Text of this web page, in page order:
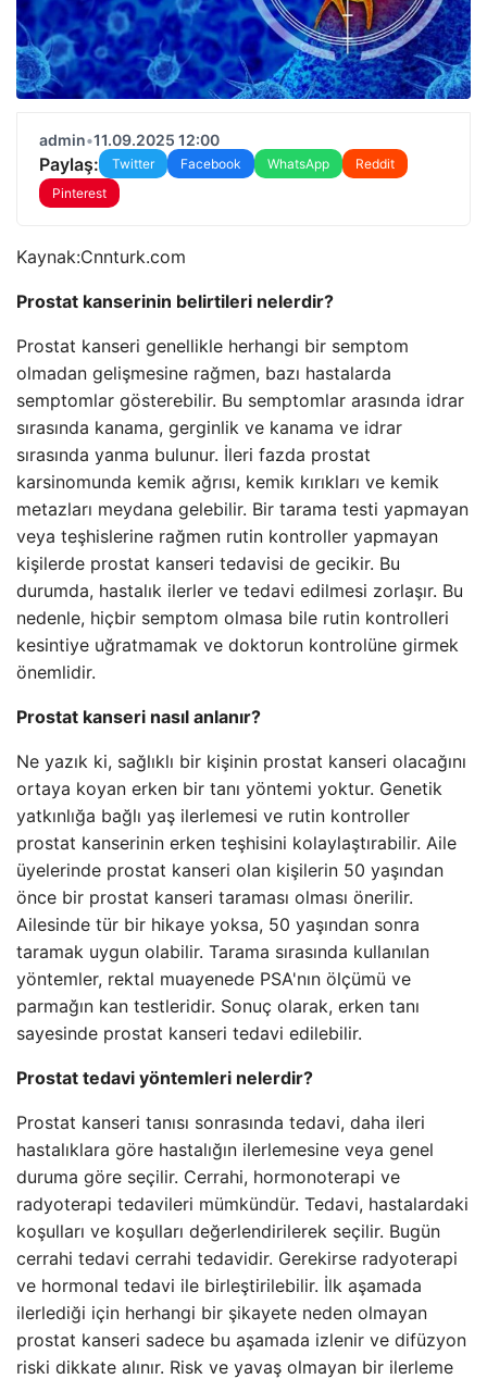
admin•11.09.2025 12:00
Paylaş: Twitter Facebook WhatsApp
Reddit
Pinterest
Kaynak:Cnnturk.com
Prostat kanserinin belirtileri nelerdir?
Prostat kanseri genellikle herhangi bir semptom
olmadan gelişmesine rağmen, bazı hastalarda
semptomlar gösterebilir. Bu semptomlar arasında idrar
sırasında kanama, gerginlik ve kanama ve idrar
sırasında yanma bulunur. İleri fazda prostat
karsinomunda kemik ağrısı, kemik kırıkları ve kemik
metazları meydana gelebilir. Bir tarama testi yapmayan
veya teşhislerine rağmen rutin kontroller yapmayan
kişilerde prostat kanseri tedavisi de gecikir. Bu
durumda, hastalık ilerler ve tedavi edilmesi zorlaşır. Bu
nedenle, hiçbir semptom olmasa bile rutin kontrolleri
kesintiye uğratmamak ve doktorun kontrolüne girmek
önemlidir.
Prostat kanseri nasıl anlanır?
Ne yazık ki, sağlıklı bir kişinin prostat kanseri olacağını
ortaya koyan erken bir tanı yöntemi yoktur. Genetik
yatkınlığa bağlı yaş ilerlemesi ve rutin kontroller
prostat kanserinin erken teşhisini kolaylaştırabilir. Aile
üyelerinde prostat kanseri olan kişilerin 50 yaşından
önce bir prostat kanseri taraması olması önerilir.
Ailesinde tür bir hikaye yoksa, 50 yaşından sonra
taramak uygun olabilir. Tarama sırasında kullanılan
yöntemler, rektal muayenede PSA'nın ölçümü ve
parmağın kan testleridir. Sonuç olarak, erken tanı
sayesinde prostat kanseri tedavi edilebilir.
Prostat tedavi yöntemleri nelerdir?
Prostat kanseri tanısı sonrasında tedavi, daha ileri
hastalıklara göre hastalığın ilerlemesine veya genel
duruma göre seçilir. Cerrahi, hormonoterapi ve
radyoterapi tedavileri mümkündür. Tedavi, hastalardaki
koşulları ve koşulları değerlendirilerek seçilir. Bugün
cerrahi tedavi cerrahi tedavidir. Gerekirse radyoterapi
ve hormonal tedavi ile birleştirilebilir. İlk aşamada
ilerlediği için herhangi bir şikayete neden olmayan
prostat kanseri sadece bu aşamada izlenir ve difüzyon
riski dikkate alınır. Risk ve yavaş olmayan bir ilerleme